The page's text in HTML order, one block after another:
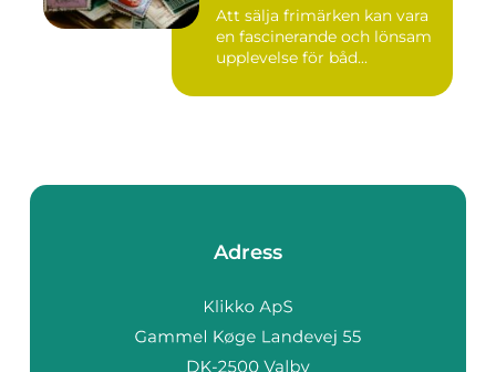
Att sälja frimärken kan vara
en fascinerande och lönsam
upplevelse för båd...
Adress